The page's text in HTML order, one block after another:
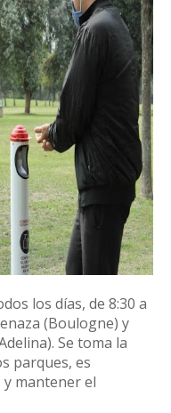
los días, de 8:30 a
(Boulogne) y
Se toma la
parques, es
mantener el